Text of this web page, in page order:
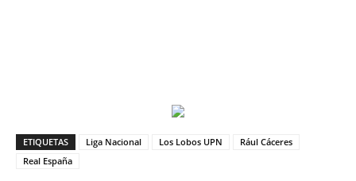
ETIQUETAS Liga Nacional Los Lobos UPN
Rául Cáceres
Real España